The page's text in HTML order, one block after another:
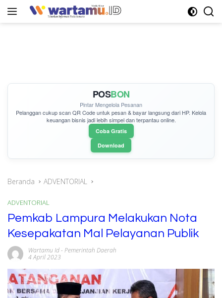
POSBON
Pintar Mengelola Pesanan
Pelanggan cukupscan QR Codeuntuk pesan & bayar langsung dari HP. Kelola
keuangan bisnis jadi lebih simpel dan terpantau online.
Coba Gratis
Download
Beranda ADVENTORIAL
ADVENTORIAL
Pemkab Lampura Melakukan Nota
Kesepakatan Mal Pelayanan Publik
Wartamu Id- Pemerintah Daerah
4 April 2023